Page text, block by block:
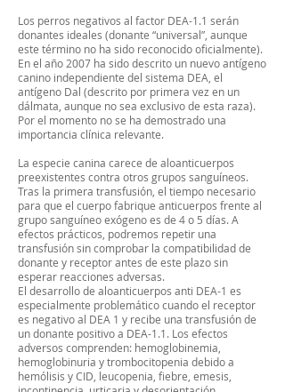
Los perros negativos al factor DEA-1.1 serán
donantes ideales (donante “universal”, aunque
este término no ha sido reconocido oficialmente).
En el año 2007 ha sido descrito un nuevo antígeno
canino independiente del sistema DEA, el
antígeno Dal (descrito por primera vez en un
dálmata, aunque no sea exclusivo de esta raza).
Por el momento no se ha demostrado una
importancia clínica relevante.
La especie canina carece de aloanticuerpos
preexistentes contra otros grupos sanguíneos.
Tras la primera transfusión, el tiempo necesario
para que el cuerpo fabrique anticuerpos frente al
grupo sanguíneo exógeno es de 4 o 5 días. A
efectos prácticos, podremos repetir una
transfusión sin comprobar la compatibilidad de
donante y receptor antes de este plazo sin
esperar reacciones adversas.
El desarrollo de aloanticuerpos anti DEA-1 es
especialmente problemático cuando el receptor
es negativo al DEA 1 y recibe una transfusión de
un donante positivo a DEA-1.1. Los efectos
adversos comprenden: hemoglobinemia,
hemoglobinuria y trombocitopenia debido a
hemólisis y CID, leucopenia, fiebre, emesis,